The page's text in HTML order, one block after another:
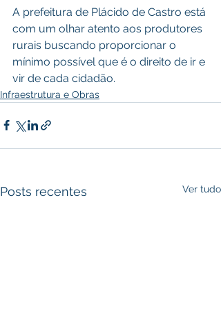
A prefeitura de Plácido de Castro está
com um olhar atento aos produtores
rurais buscando proporcionar o
mínimo possível que é o direito de ir e
vir de cada cidadão.
Infraestrutura e Obras
Posts recentes Ver tudo